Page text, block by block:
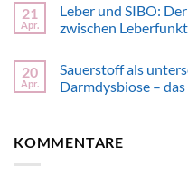
Voigt
von
VOC-
Diagnostics
Ursachen
und
Therapie
zu
Bauchspeicheldrüse
und
Rolle
der
exokrinen
Entwicklung
21
Apr.
Leber und SIBO:
zwischen
zu
Leber
und
Zusammenhang
20
Apr.
Sauerstoff als
Darmdysbiose –
Sauerstoff
KOMMENTARE